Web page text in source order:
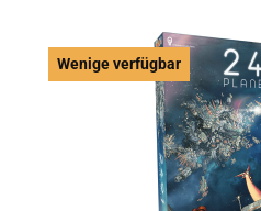
Wenige verfügbar